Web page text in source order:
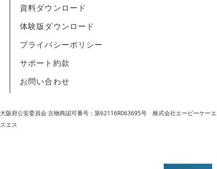
資料ダウンロード
体験版ダウンロード
プライバシーポリシー
サポート約款
お問い合わせ
大阪府公安委員会 古物商認可番号：第62116R063695号 株式会社エービーケーエ
スエス